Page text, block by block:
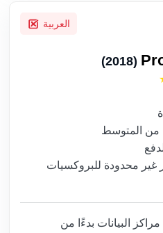
العربية
(2018)
من المتوسط
محدودة للبروكسيات
البيانات بدءًا من